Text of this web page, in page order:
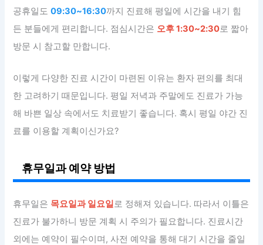
공휴일도09:30~16:30까지 진료해 평일에 시간을 내기 힘
든 분들에게 편리합니다. 점심시간은 오후 1:30~2:30로 짧아
방문 시 참고할 만합니다.
이렇게 다양한 진료 시간이 마련된 이유는 환자 편의를 최대
한 고려하기 때문입니다. 평일 저녁과 주말에도 진료가 가능
해 바쁜 일상 속에서도 치료받기 좋습니다. 혹시 평일 야간 진
료를 이용할 계획이신가요?
휴무일과 예약 방법
휴무일은 목요일과 일요일로 정해져 있습니다. 따라서 이틀은
진료가 불가하니 방문 계획 시 주의가 필요합니다. 진료시간
외에는 예약이 필수이며, 사전 예약을 통해 대기 시간을 줄일